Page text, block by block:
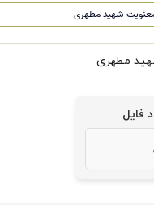
شهید مطهری
مطهری